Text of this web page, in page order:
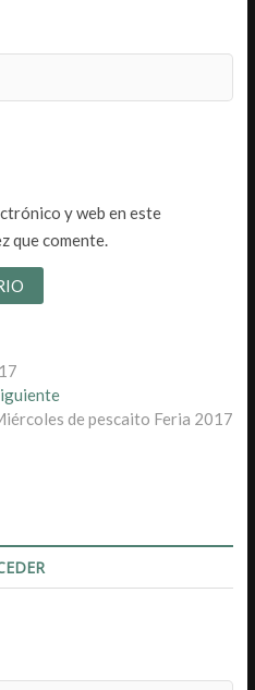
y web en este
que comente.
Entrada
siguiente:
de pescaito Feria 2017